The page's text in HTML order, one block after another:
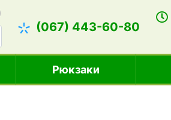
(067) 443-60-80
Рюкзаки